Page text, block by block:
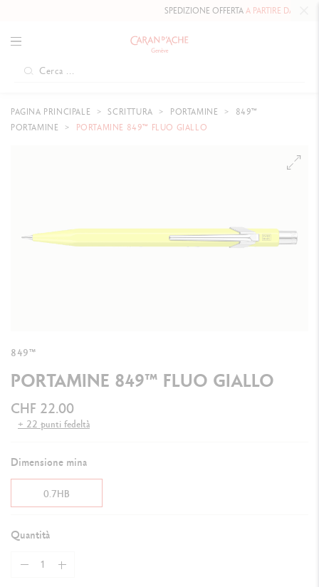
SPEDIZIONE OFFERTAA PARTIRE DA 80 CHF
PAGINA PRINCIPALE SCRITTURA PORTAMINE
849™
PORTAMINE
PORTAMINE 849™ FLUO GIALLO
849™
PORTAMINE 849™ FLUO GIALLO
CHF 22.00
+ 22 punti fedeltà
Dimensione mina
0.7HB
Quantità